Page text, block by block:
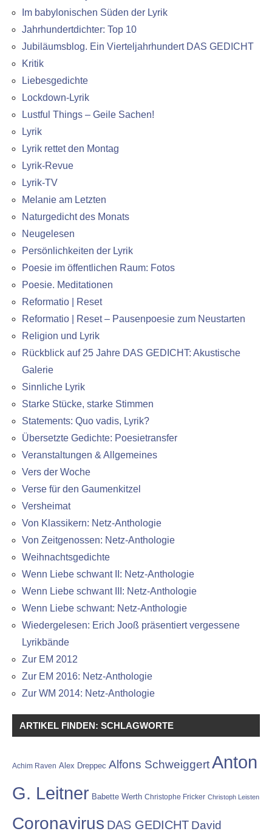
Im babylonischen Süden der Lyrik
Jahrhundertdichter: Top 10
Jubiläumsblog. Ein Vierteljahrhundert DAS GEDICHT
Kritik
Liebesgedichte
Lockdown-Lyrik
Lustful Things – Geile Sachen!
Lyrik
Lyrik rettet den Montag
Lyrik-Revue
Lyrik-TV
Melanie am Letzten
Naturgedicht des Monats
Neugelesen
Persönlichkeiten der Lyrik
Poesie im öffentlichen Raum: Fotos
Poesie. Meditationen
Reformatio | Reset
Reformatio | Reset – Pausenpoesie zum Neustarten
Religion und Lyrik
Rückblick auf 25 Jahre DAS GEDICHT: Akustische
Galerie
Sinnliche Lyrik
Starke Stücke, starke Stimmen
Statements: Quo vadis, Lyrik?
Übersetzte Gedichte: Poesietransfer
Veranstaltungen & Allgemeines
Vers der Woche
Verse für den Gaumenkitzel
Versheimat
Von Klassikern: Netz-Anthologie
Von Zeitgenossen: Netz-Anthologie
Weihnachtsgedichte
Wenn Liebe schwant II: Netz-Anthologie
Wenn Liebe schwant III: Netz-Anthologie
Wenn Liebe schwant: Netz-Anthologie
Wiedergelesen: Erich Jooß präsentiert vergessene
Lyrikbände
Zur EM 2012
Zur EM 2016: Netz-Anthologie
Zur WM 2014: Netz-Anthologie
ARTIKEL FINDEN: SCHLAGWORTE
Achim Raven Alex Dreppec Alfons SchweiggertAnton
G. Leitner Babette Werth Christophe Fricker Christoph Leisten
Coronavirus DAS GEDICHT David